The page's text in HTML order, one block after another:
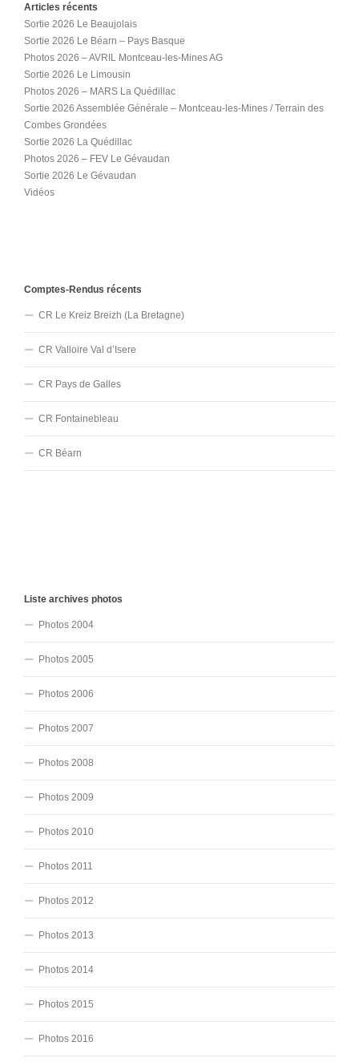
Articles récents
Sortie 2026 Le Beaujolais
Sortie 2026 Le Béarn – Pays Basque
Photos 2026 – AVRIL Montceau-les-Mines AG
Sortie 2026 Le Limousin
Photos 2026 – MARS La Quédillac
Sortie 2026 Assemblée Générale – Montceau-les-Mines / Terrain des
Combes Grondées
Sortie 2026 La Quédillac
Photos 2026 – FEV Le Gévaudan
Sortie 2026 Le Gévaudan
Vidéos
Comptes-Rendus récents
CR Le Kreiz Breizh (La Bretagne)
CR Valloire Val d’Isere
CR Pays de Galles
CR Fontainebleau
CR Béarn
Liste archives photos
Photos 2004
Photos 2005
Photos 2006
Photos 2007
Photos 2008
Photos 2009
Photos 2010
Photos 2011
Photos 2012
Photos 2013
Photos 2014
Photos 2015
Photos 2016